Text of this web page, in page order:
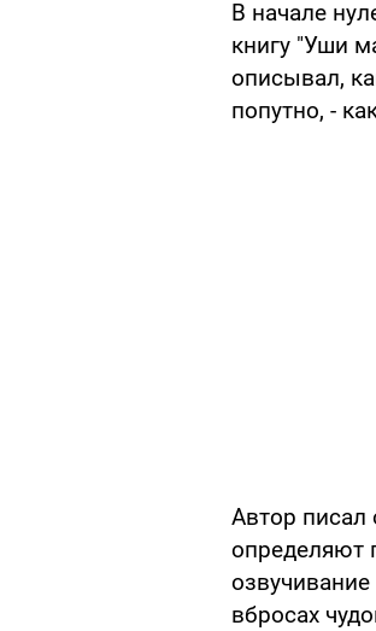
В начале
книгу "Уши
описывал,
попутно, -
Автор
определяют
вбросах